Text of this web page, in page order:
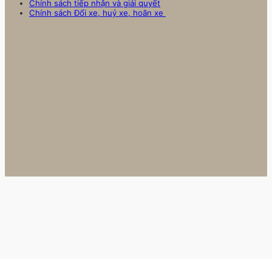
Chính sách tiếp nhận và giải quyết
Chính sách Đổi xe, huỷ xe, hoãn xe